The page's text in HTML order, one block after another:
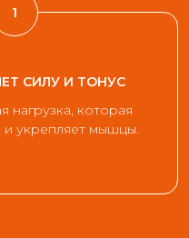
СИЛУ И ТОНУС
нагрузка, которая
и укрепляет мышцы.